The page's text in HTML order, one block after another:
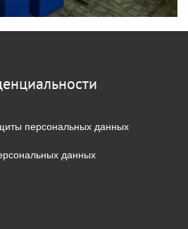
персональных данных
данных